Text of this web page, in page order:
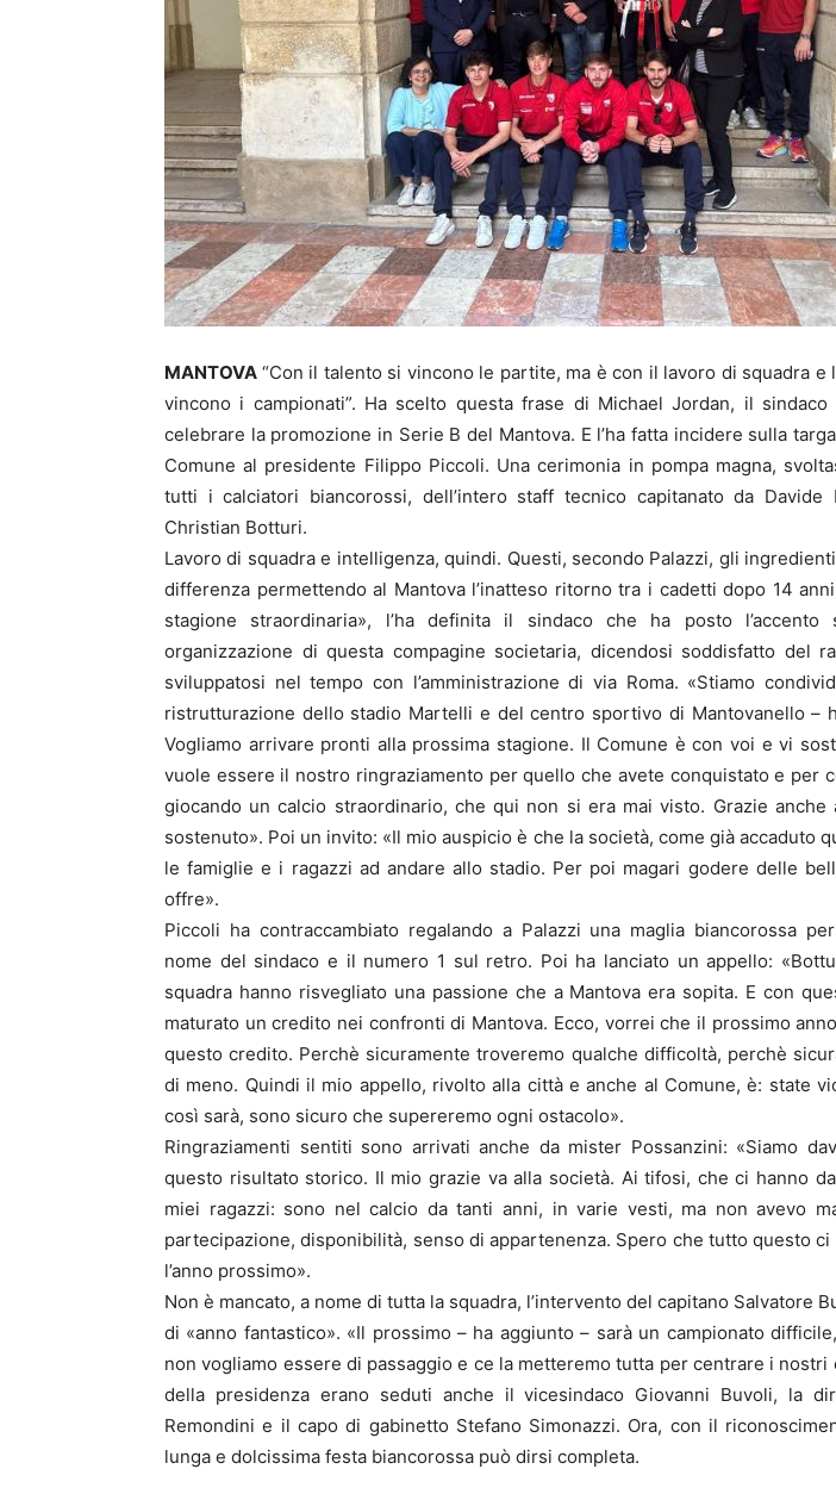
MANTOVA “Con il talento si vincono le partite, ma è con il lavoro di squadra e
vincono i campionati”. Ha scelto questa frase di Michael Jordan, il sindaco
celebrare la promozione in Serie B del Mantova. E l’ha fatta incidere sulla
Comune al presidente Filippo Piccoli. Una cerimonia in pompa magna,
tutti i calciatori biancorossi, dell’intero staff tecnico capitanato da Davide
Christian Botturi.
Lavoro di squadra e intelligenza, quindi. Questi, secondo Palazzi, gli
differenza permettendo al Mantova l’inatteso ritorno tra i cadetti dopo 14
stagione straordinaria», l’ha definita il sindaco che ha posto
organizzazione di questa compagine societaria, dicendosi soddisfatto del
sviluppatosi nel tempo con l’amministrazione di via Roma. «Stiamo
ristrutturazione dello stadio Martelli e del centro sportivo di Mantovanello –
Vogliamo arrivare pronti alla prossima stagione. Il Comune è con voi e vi
vuole essere il nostro ringraziamento per quello che avete conquistato e per
giocando un calcio straordinario, che qui non si era mai visto. Grazie
sostenuto». Poi un invito: «Il mio auspicio è che la società, come già accaduto
le famiglie e i ragazzi ad andare allo stadio. Per poi magari godere delle
offre».
Piccoli ha contraccambiato regalando a Palazzi una maglia biancorossa
nome del sindaco e il numero 1 sul retro. Poi ha lanciato un appello:
squadra hanno risvegliato una passione che a Mantova era sopita. E con
maturato un credito nei confronti di Mantova. Ecco, vorrei che il prossimo
questo credito. Perchè sicuramente troveremo qualche difficoltà, perchè
di meno. Quindi il mio appello, rivolto alla città e anche al Comune, è: state
così sarà, sono sicuro che supereremo ogni ostacolo».
Ringraziamenti sentiti sono arrivati anche da mister Possanzini: «Siamo
questo risultato storico. Il mio grazie va alla società. Ai tifosi, che ci hanno
miei ragazzi: sono nel calcio da tanti anni, in varie vesti, ma non avevo
partecipazione, disponibilità, senso di appartenenza. Spero che tutto questo ci
l’anno prossimo».
Non è mancato, a nome di tutta la squadra, l’intervento del capitano Salvatore
di «anno fantastico». «Il prossimo – ha aggiunto – sarà un campionato
non vogliamo essere di passaggio e ce la metteremo tutta per centrare i nostri
della presidenza erano seduti anche il vicesindaco Giovanni Buvoli, la
Remondini e il capo di gabinetto Stefano Simonazzi. Ora, con il
lunga e dolcissima festa biancorossa può dirsi completa.